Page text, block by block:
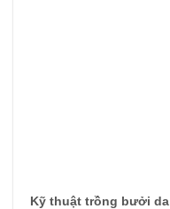
Kỹ thuật trồng bưởi